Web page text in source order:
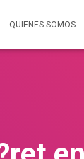
QUIENES SOMOS